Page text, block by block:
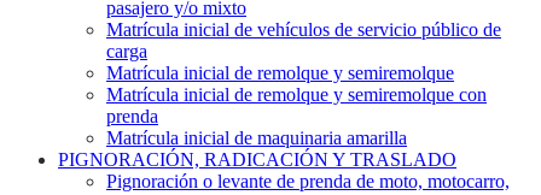
pasajero y/o mixto
Matrícula inicial de vehículos de servicio público de
carga
Matrícula inicial de remolque y semiremolque
Matrícula inicial de remolque y semiremolque con
prenda
Matrícula inicial de maquinaria amarilla
PIGNORACIÓN, RADICACIÓN Y TRASLADO
Pignoración o levante de prenda de moto, motocarro,